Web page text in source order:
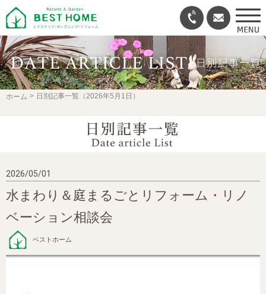
ホーム 日別記事一覧（2026年5月1日）
2026/05/01
水まわり＆庭まるごとリフォーム・リノ
ベーション相談会
ベストホーム